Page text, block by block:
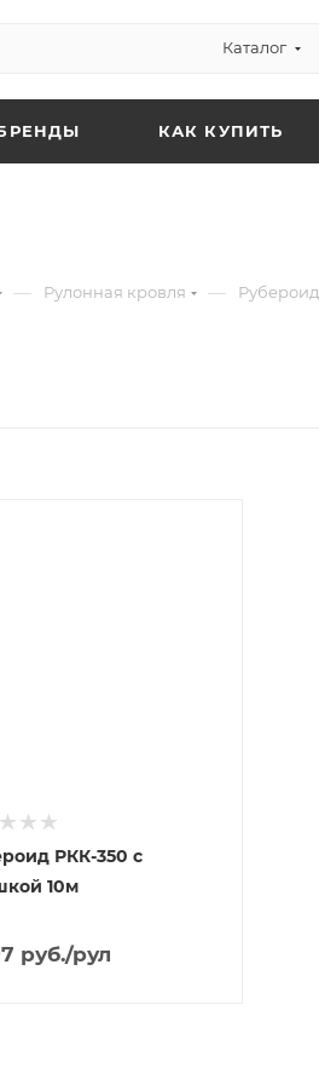
Каталог
КАК КУПИТЬ
— Рулонная кровля — Рубероид
РКК-350 с
10м
руб./рул